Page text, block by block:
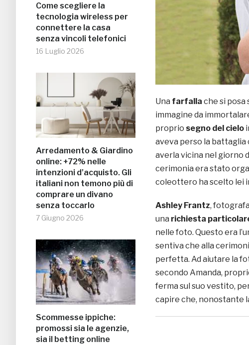
Come scegliere la
tecnologia wireless per
connettere la casa
senza vincoli telefonici
16 Luglio 2026
Arredamento & Giardino
online: +72% nelle
intenzioni d’acquisto. Gli
italiani non temono più di
comprare un divano
senza toccarlo
7 Giugno 2026
Scommesse ippiche:
promossi sia le agenzie,
sia il betting online
Una farfalla che si posa
immagine da
proprio segno del cielo
aveva perso la battaglia
averla vicina nel giorno
cerimonia era stato
coleottero ha scelto lei
Ashley Frantz,
una richiesta
nelle foto. Questo era
sentiva che alla
perfetta. Ad aiutare la
secondo Amanda,
ferma sul suo vestito,
capire che, nonostante